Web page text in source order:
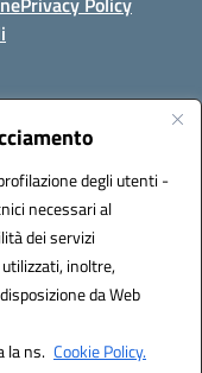
degli utenti -
necessari al
dei servizi
inoltre,
da Web
la ns. Cookie Policy.
80004560811
S.r.l.